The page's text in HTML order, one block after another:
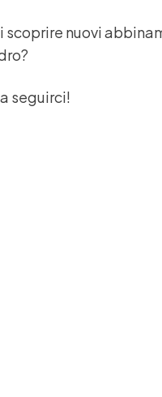
scoprire nuovi
seguirci!